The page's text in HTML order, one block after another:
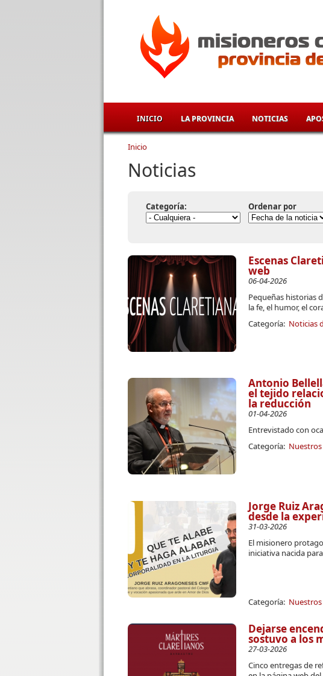
INICIO LA PROVINCIA NOTICIAS
Se encuentra usted aquí
Inicio
Noticias
Categoría: Ordenar por
Escenas
web
06-04-2026
Pequeñas historias
la fe, el humor, el
Categoría: Noticias
Antonio
el tejido
la reducción
01-04-2026
Entrevistado con
Categoría:
Jorge Ruiz
desde la
31-03-2026
El misionero
iniciativa nacida
Categoría:
Dejarse
sostuvo a los
27-03-2026
Cinco entregas de